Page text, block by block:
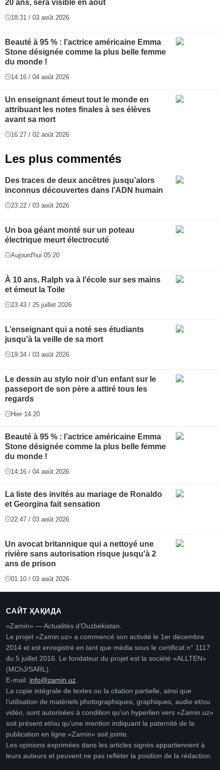
20 ans, sera visible en août
18:31 / 03 août 2026
Beauté à 95 % : l’actrice américaine Emma
Stone désignée comme la plus belle femme
du monde !
14:16 / 04 août 2026
Un enseignant émeut tout le monde en
attribuant les notes finales à ses élèves
avant sa mort
16:27 / 02 août 2026
Les plus commentés
Des traces de deux ancêtres jusqu’alors
inconnus découvertes dans l’ADN humain
23:22 / 03 août 2026
Un boa géant monté sur un poteau
électrique meurt électrocuté
Aujourd'hui 05:20
À 10 ans, Ralph va à l'école sur ses mains
et émeut la Toile
23:43 / 25 juillet 2026
L’enseignant qui a noté ses étudiants
jusqu’à la veille de sa mort
19:34 / 03 août 2026
Le dessin au stylo noir d’un enfant sur le
passeport de son père a attiré tous les
regards
Hier 14:20
Beauté à 95 % : l’actrice américaine Emma
Stone désignée comme la plus belle femme
du monde !
14:16 / 04 août 2026
La liste des invités au mariage de Ronaldo
et Georgina fait sensation
22:47 / 03 août 2026
Un avocat britannique qui a nettoyé une
rivière sans autorisation risque jusqu'à 2
ans de prison
01:10 / 03 août 2026
САЙТ ҲАҚИДА
«Zamin» — Actualités d’Ouzbékistan.
Le projet «Zamin.uz» a commencé son activité le 1er décembre
2014 et est enregistré en tant que média sous le certificat n° 1117
du 5 juillet 2016. Le fondateur du projet est la société «ALLTEN»
(MChJ/SARL).
E-mail: info@zamin.uz
La copie intégrale de textes ou la citation partielle, ainsi que
l’utilisation de matériels photographiques, graphiques, audio et/ou
vidéo, sont autorisées à condition qu’un hyperlien vers «Zamin.uz»
soit présent et/ou qu’une mention indiquant la paternité de la
publication en ligne «Zamin» soit jointe.
Les opinions exprimées dans les articles signés appartiennent à
leurs auteurs et peuvent ne pas refléter la position de la rédaction.